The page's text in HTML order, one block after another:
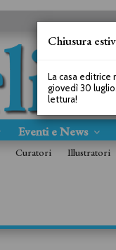
Eventi e News
Curatori Illustratori
Chiusura
La casa editrice
giovedì 30
lettura!